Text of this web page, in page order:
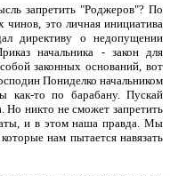
запретить "Роджеров"? По
это личная инициатива
директиву о недопущении
начальника - закон для
законных оснований, вот
Пониделко начальником
как-то по барабану. Пускай
Но никто не сможет запретить
и в этом наша правда. Мы
нам пытается навязать